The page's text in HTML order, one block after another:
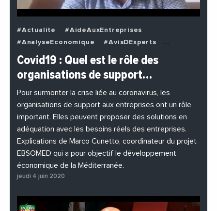
#Actualite
#AideAuxEntreprises
#AnalyseEconomique
#AvisDExperts
#BuzzNews
#Decideurs
#EchangesMediterraneens
#Economie
#EnDirectDe
#Entreprises
#Institutions
#PhotosEtVideos
Covid19 : Quel est le rôle des
organisations de support…
Pour surmonter la crise liée au coronavirus, les
organisations de support aux entreprises ont un rôle
important. Elles peuvent proposer des solutions en
adéquation avec les besoins réels des entreprises.
Explications de Marco Cunetto, coordinateur du projet
EBSOMED qui a pour objectif le développement
économique de la Méditerranée.
jeudi 4 juin 2020